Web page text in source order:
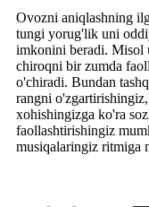
Ovozni aniqlashning
tungi yorug'lik uni
imkonini beradi. Misol
chiroqni bir zumda
o'chiradi. Bundan
rangni
xohishingizga ko'ra
faollashtirishingiz
musiqalaringiz ritmiga